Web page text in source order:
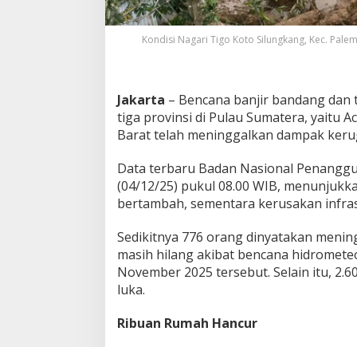
T
e
r
e
r
a
b
a
h
Kondisi Nagari Tigo Koto Silungkang, Kec.
Jakarta – Bencana banjir bandang
tiga provinsi di Pulau Sumatera, yaitu
Barat telah meninggalkan dampak
Data terbaru Badan Nasional
(04/12/25) pukul 08.00 WIB,
bertambah, sementara kerusakan
Sedikitnya 776 orang dinyatakan
masih hilang akibat bencana
November 2025 tersebut. Selain itu,
luka.
Ribuan Rumah Hancur